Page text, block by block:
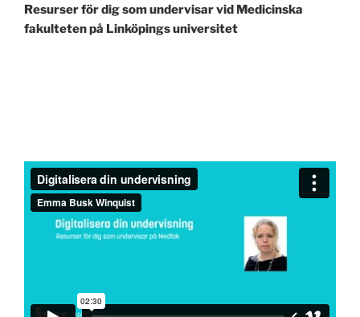
Resurser för dig som undervisar vid Medicinska
fakulteten på Linköpings universitet